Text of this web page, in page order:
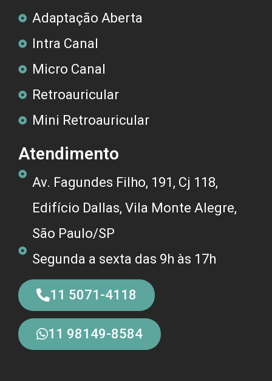
Adaptação Aberta
Intra Canal
Micro Canal
Retroauricular
Mini Retroauricular
Atendimento
Av. Fagundes Filho, 191, Cj 118,
Edifício Dallas, Vila Monte Alegre,
São Paulo/SP
Segunda a sexta das 9h às 17h
11 5071-4118
11 98149-8584